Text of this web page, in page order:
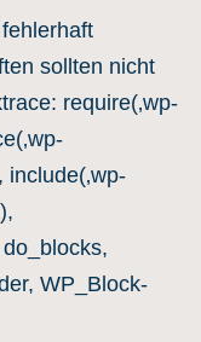
sollten nicht
require(‚wp-
include(‚wp-
WP_Block-